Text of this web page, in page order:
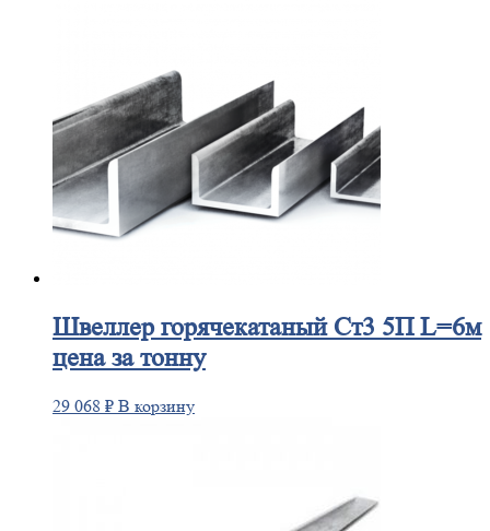
Швеллергорячекатаный Ст3 5П L=6м
цена за тонну
29 068 ₽ В корзину